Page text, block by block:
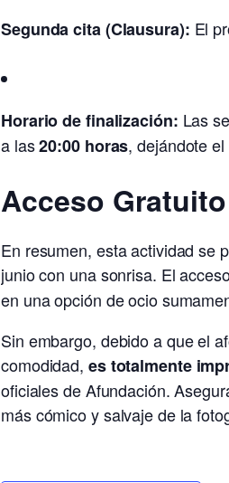
Segunda cita (Clausura): El
Horario de finalización: Las
a las20:00 horas, dejándote
Acceso
En resumen, esta actividad se
junio con una sonrisa. El
en una opción de ocio
Sin embargo, debido a que el
comodidad, es totalmente
oficiales de Afundación.
más cómico y salvaje de la